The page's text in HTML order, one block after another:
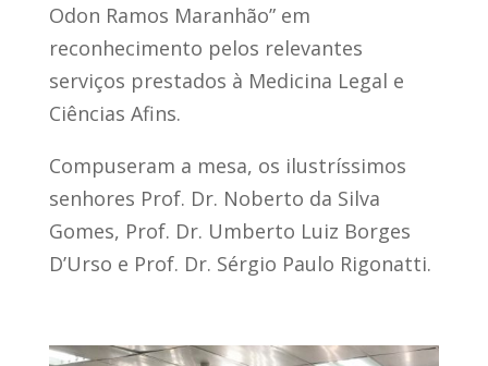
Odon Ramos Maranhão” em
reconhecimento pelos relevantes
serviços prestados à Medicina Legal e
Ciências Afins.
Compuseram a mesa, os ilustríssimos
senhores Prof. Dr. Noberto da Silva
Gomes, Prof. Dr. Umberto Luiz Borges
D’Urso e Prof. Dr. Sérgio Paulo Rigonatti.